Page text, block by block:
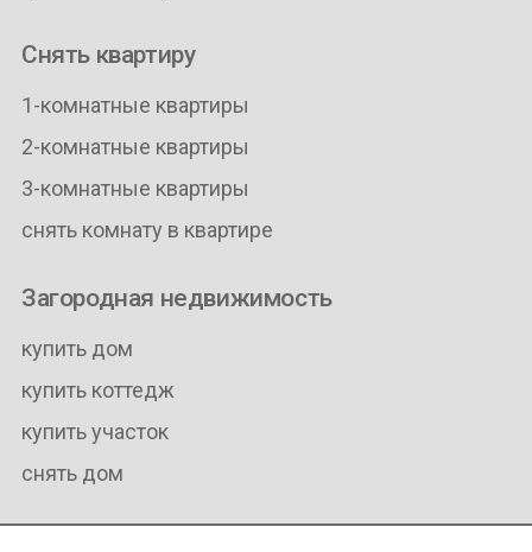
Снять квартиру
1-комнатные квартиры
2-комнатные квартиры
3-комнатные квартиры
снять комнату в квартире
Загородная недвижимость
купить дом
купить коттедж
купить участок
снять дом